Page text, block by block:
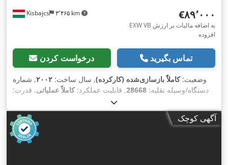
Kisbajcs ۳٬۴۶۵ km ‎€۸۹٬۰۰۰
EXW VB به اضافه مالیات بر ارزش
افزوده
درخواست کردن تماس بگیرید
وضعیت:کاملاً بازسازی‌شده (کارکرده), سال ساخت: ۲۰۰۲, شماره
دستگاه/وسیله نقلیه: 28668, قابلیت عملکرد:کاملاً عملیاتی, قدرت:
ورودی:۵۰ هرتز , نوع جریان ورودی:سه فاز, نیروی پرس: ۲۲۰ t,
سرعت عملکرد:
, سال
آگهی کوچک